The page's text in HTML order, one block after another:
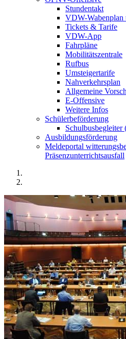
Stundentakt
VDW-Wabenplan
Tickets & Tarife
VDW-App
Fahrpläne
Mobilitätszentrale
Rufbus
Umsteigertarife
Nahverkehrsplan
Allgemeine
E-Offensive
Weitere Infos
Schülerbeförderung
Schulbusbegleiter
Ausbildungsförderung
Meldeportal
Präsenzunterrichtsausfall